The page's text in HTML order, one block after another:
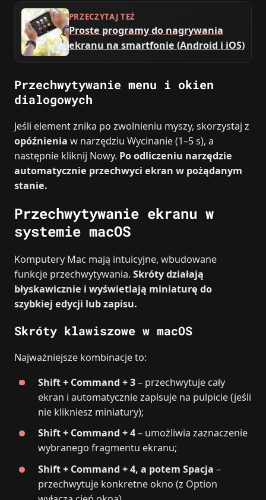
PRZECZYTAJ TEŻ
Proste programy do nagrywania
ekranu na smartfonie (Android i iOS)
Przechwytywanie menu i okien
dialogowych
Jeśli element znika po zwolnieniu myszy, skorzystaj z
opóźnienia w narzędziu Wycinanie (1–5 s), a
następnie kliknij Nowy. Po odliczeniu narzędzie
automatycznie przechwyci ekran w pożądanym
stanie.
Przechwytywanie ekranu w
systemie macOS
Komputery Mac mają intuicyjne, wbudowane
funkcje przechwytywania. Skróty działają
błyskawicznie i wyświetlają miniaturę do
szybkiej edycji lub zapisu.
Skróty klawiszowe w macOS
Najważniejsze kombinacje to:
Shift + Command + 3– przechwytuje cały
ekran i automatycznie zapisuje na pulpicie (jeśli
nie klikniesz miniatury);
Shift + Command + 4– umożliwia zaznaczenie
wybranego fragmentu ekranu;
Shift + Command + 4, a potem Spacja –
przechwytuje konkretne okno (z Option